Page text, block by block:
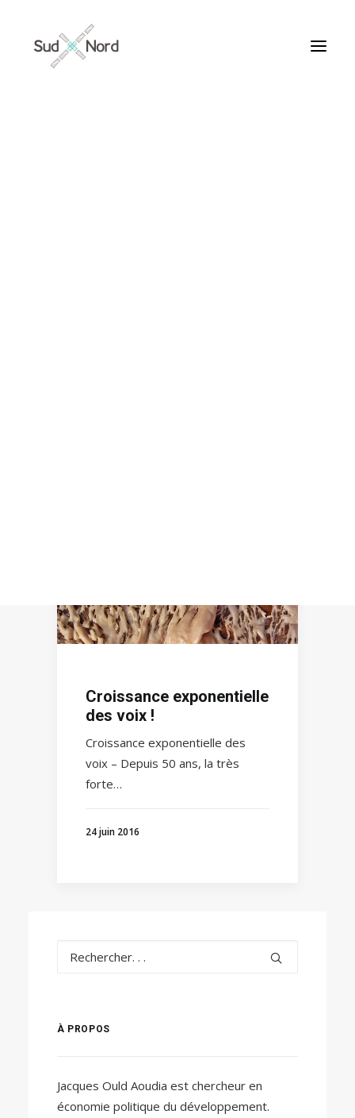
Croissance exponentielle
des voix !
Croissance exponentielle des
voix – Depuis 50 ans, la très
forte…
24 juin 2016
À PROPOS
Jacques Ould Aoudia est chercheur en
économie politique du développement.